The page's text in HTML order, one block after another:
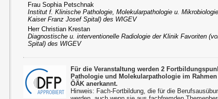
Frau Sophia Petschnak
Institut f. Klinische Pathologie, Molekularpathologie u.
Kaiser Franz Josef Spital) des WIGEV
Herr Christian Krestan
Diagnostische u. interventionelle Radiologie der Klinik Favoriten
Spital) des WIGEV
Für die Veranstaltung werden 2
Pathologie und Molekularpathologie im
ÖÄK anerkannt.
Hinweis: Fach-Fortbildung, die für die